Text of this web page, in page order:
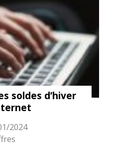
soldes d’hiver
2024